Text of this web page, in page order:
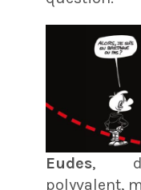
Eudes,
polyvalent,